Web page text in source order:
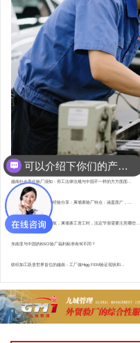
越南社会责任验厂须知：劳工法律法规与中国不一样的方方面面...
东南亚资深验厂顾问的经验分享：柬埔寨验厂特点 : 涵盖面广，...
直赴柬埔寨，为验厂护航，柬埔寨工资工时，法定节假需要注意哪些...
东南亚与中国的BSCI验厂福利标准有何不同？
纺织加工跃居世界首位的越南：工厂做Higg FEM验证现状和...
可以介绍下你们的产品么？
你们是怎么收费的呢？